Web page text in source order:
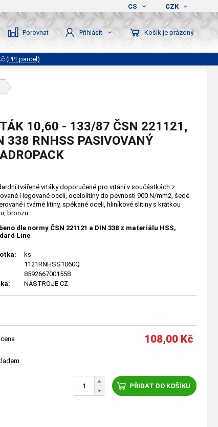
CS CZK
Porovnat Přihlásit Košík je prázdný
(PPLparcel)
10,60 - 133/87 ČSN 221121,
338 RNHSS PASIVOVANÝ
tvářené vrtáky doporučené pro vrtání v součástkách z
i legované oceli, ocelolitiny do pevnosti 900 N/mm2, šedé
i tvárné litiny, spékané oceli, hliníkové slitiny s krátkou
bronzu.
dle normy ČSN 221121 a DIN 338 z materiálu HSS,
Line
ks
1121RNHSS1060Q
8592667001558
NÁSTROJE CZ
108,00Kč
PŘIDAT DO KOŠÍKU